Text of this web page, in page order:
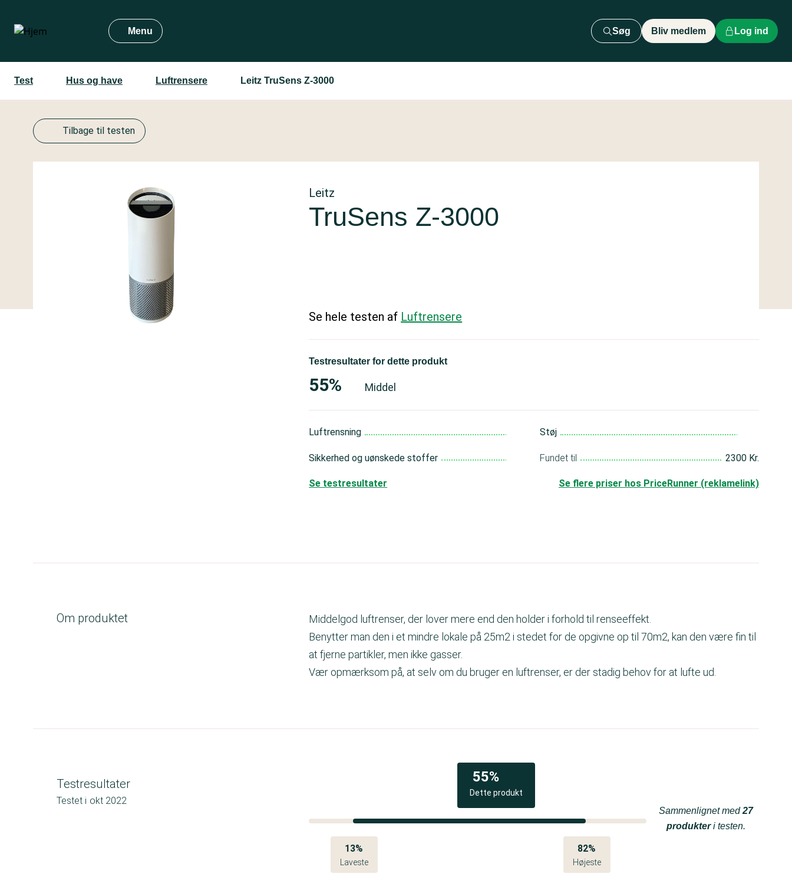
hovedindhold
Menu Søg Bliv medlem Log ind
Test Hus og have Luftrensere Leitz TruSens Z-3000
Tilbage til testen
Leitz
TruSens Z-3000
Se hele testen af Luftrensere
Testresultater for dette produkt
55% Middel
Luftrensning God
Sikkerhed og uønskede stoffer Meget god
Støj
Fundet til 2300 Kr.
Se flere priser hos PriceRunner (reklamelink)
Se testresultater
Om produktet
Middelgod luftrenser, der lover mere end den holder i forhold til renseeffekt.
Benytter man den i et mindre lokale på 25m2 i stedet for de opgivne op til 70m2, kan den være fin til
at fjerne partikler, men ikke gasser.
Vær opmærksom på, at selv om du bruger en luftrenser, er der stadig behov for at lufte ud.
Testresultater
Testet i okt 2022
Dette produkt
55%
13%
Laveste
82%
Højeste
Sammenlignet med27
produkteri testen.